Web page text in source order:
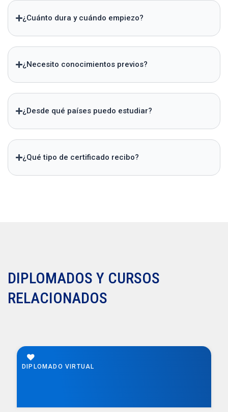
¿Cuánto dura y cuándo empiezo?
¿Necesito conocimientos previos?
¿Desde qué países puedo estudiar?
¿Qué tipo de certificado recibo?
DIPLOMADOS Y CURSOS
RELACIONADOS
DIPLOMADO VIRTUAL